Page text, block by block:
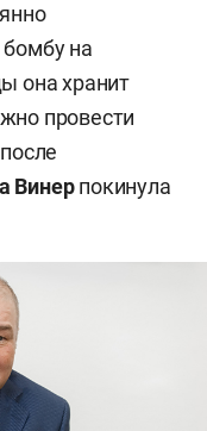
на
она хранит
провести
Винерпокинула